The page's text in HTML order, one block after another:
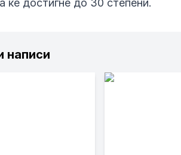
ќе достигне до 30 степени.
написи